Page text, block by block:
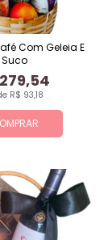
R$ 93,18
Com Geleia E
Suco